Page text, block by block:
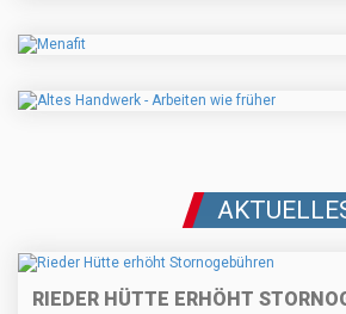
RIEDER HÜTTE ERHÖHT